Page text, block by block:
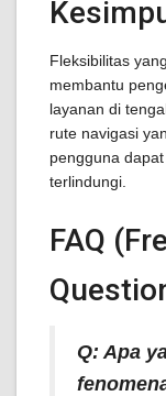
Fleksibilitas
membantu
layanan di
rute navigasi
pengguna
terlindungi.
FAQ
Q: Apa